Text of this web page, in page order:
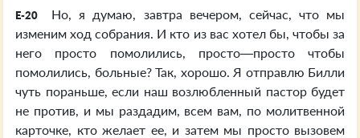
E-20
Но, я думаю, завтра вечером, сейчас, что мы
изменим ход собрания. И кто из вас хотел бы, чтобы за
него просто помолились, просто—просто чтобы
помолились, больные? Так, хорошо. Я отправлю Билли
чуть пораньше, если наш возлюбленный пастор будет
не против, и мы раздадим, всем вам, по молитвенной
карточке, кто желает ее, и затем мы просто вызовем